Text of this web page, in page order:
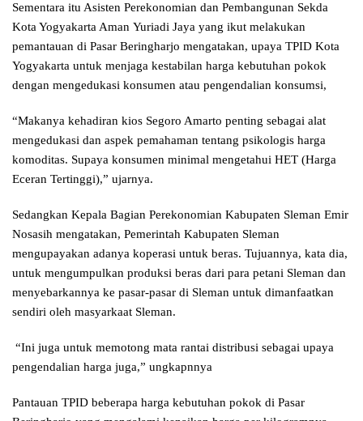
Sementara itu Asisten Perekonomian dan Pembangunan Sekda
Kota Yogyakarta Aman Yuriadi Jaya yang ikut melakukan
pemantauan di Pasar Beringharjo mengatakan, upaya TPID Kota
Yogyakarta untuk menjaga kestabilan harga kebutuhan pokok
dengan mengedukasi konsumen atau pengendalian konsumsi,
“Makanya kehadiran kios Segoro Amarto penting sebagai alat
mengedukasi dan aspek pemahaman tentang psikologis harga
komoditas. Supaya konsumen minimal mengetahui HET (Harga
Eceran Tertinggi),” ujarnya.
Sedangkan Kepala Bagian Perekonomian Kabupaten Sleman Emir
Nosasih mengatakan, Pemerintah Kabupaten Sleman
mengupayakan adanya koperasi untuk beras. Tujuannya, kata dia,
untuk mengumpulkan produksi beras dari para petani Sleman dan
menyebarkannya ke pasar-pasar di Sleman untuk dimanfaatkan
sendiri oleh masyarkaat Sleman.
“Ini juga untuk memotong mata rantai distribusi sebagai upaya
pengendalian harga juga,” ungkapnnya
Pantauan TPID beberapa harga kebutuhan pokok di Pasar